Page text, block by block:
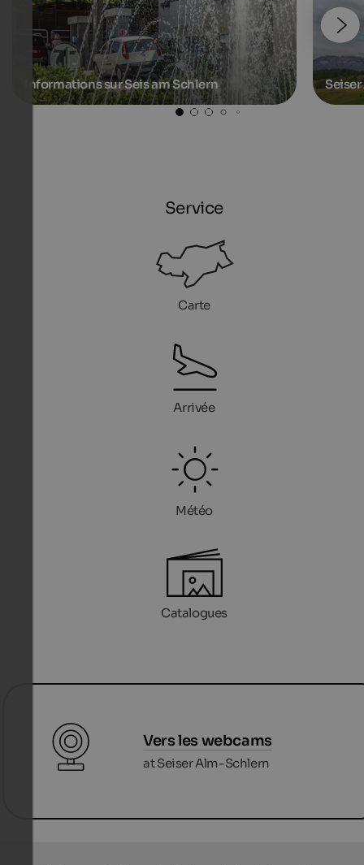
Informations sur Seis am Schlern
Service
Carte
Arrivée
Météo
Catalogues
Vers les webcams
at Seiser Alm-Schlern